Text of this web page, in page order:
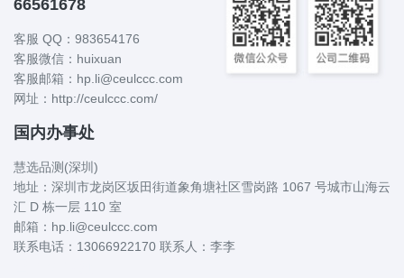
66561678
客服 QQ：983654176
客服微信：huixuan
客服邮箱：hp.li@ceulccc.com
网址：http://ceulccc.com/
国内办事处
慧选品测(深圳)
地址：深圳市龙岗区坂田街道象角塘社区雪岗路 1067 号城市山海云
汇 D 栋一层 110 室
邮箱：hp.li@ceulccc.com
联系电话：13066922170 联系人：李李